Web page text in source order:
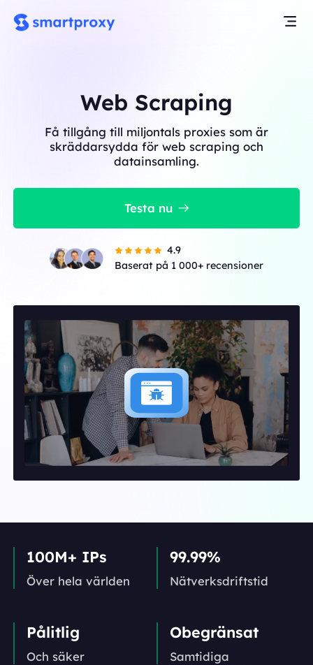
Web Scraping
Få tillgång till miljontals proxies som är
skräddarsydda för web scraping och
datainsamling.
Testa nu
4.9
Baserat på 1 000+ recensioner
100M+ IPs
Över hela världen
99.99%
Nätverks­driftstid
Pålitlig
Och säker
Obegränsat
Samtidiga